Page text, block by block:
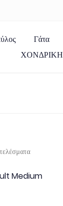
Γάτα
ΧΟΝΔΡΙΚΗ